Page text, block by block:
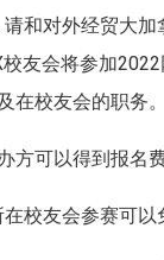
和对外经贸大
校友会将参加
在校友会的职务。
方可以得到报名费
校友会参赛可以